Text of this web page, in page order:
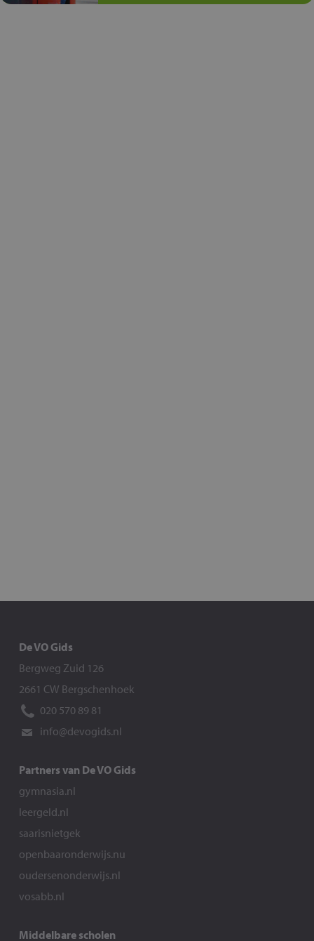
De VO Gids
Bergweg Zuid 126
2661 CW Bergschenhoek
020 570 89 81
info@devogids.nl
Partners van De VO Gids
gymnasia.nl
leergeld.nl
saarisnietgek
openbaaronderwijs.nu
oudersenonderwijs.nl
vosabb.nl
Middelbare scholen